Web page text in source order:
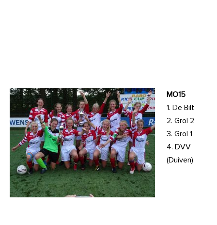
MO15
1. De Bilt
2. Grol 2
3. Grol 1
4. DVV
(Duiven)